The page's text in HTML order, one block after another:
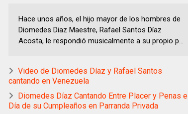
Hace unos años, el hijo mayor de los hombres de
Diomedes Diaz Maestre, Rafael Santos Díaz
Acosta, le respondió musicalmente a su propio p...
Video de Diomedes Díaz y Rafael Santos
cantando en Venezuela
Diomedes Díaz Cantando Entre Placer y Penas el
Día de su Cumpleaños en Parranda Privada